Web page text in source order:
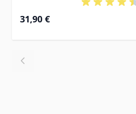
À partir de
31,90 €